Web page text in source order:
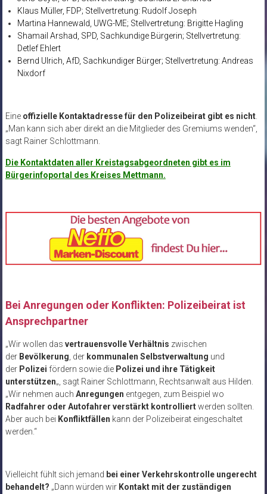
Klaus Müller, FDP; Stellvertretung: Rudolf Joseph
Martina Hannewald, UWG-ME; Stellvertretung: Brigitte Hagling
Shamail Arshad, SPD, Sachkundige Bürgerin; Stellvertretung:
Detlef Ehlert
Bernd Ulrich, AfD, Sachkundiger Bürger; Stellvertretung: Andreas
Nixdorf
Eine offizielle Kontaktadresse für den Polizeibeirat gibt es nicht.
„Man kann sich aber direkt an die Mitglieder des Gremiums wenden“,
sagt Rainer Schlottmann.
Die Kontaktdaten aller Kreistagsabgeordneten gibt es im
Bürgerinfoportal des Kreises Mettmann.
Bei Anregungen oder Konflikten: Polizeibeirat ist
Ansprechpartner
„Wir wollen das vertrauensvolle Verhältnis zwischen
der Bevölkerung , der kommunalen Selbstverwaltung und
der Polizei fördern sowie die Polizei und ihre Tätigkeit
unterstützen„, sagt Rainer Schlottmann, Rechtsanwalt aus Hilden.
„Wir nehmen auch Anregungen entgegen, zum Beispiel wo
Radfahrer oder Autofahrer verstärkt kontrolliertwerden sollten.
Aber auch bei Konfliktfällen kann der Polizeibeirat eingeschaltet
werden.“
Vielleicht fühlt sich jemand bei einer Verkehrskontrolle ungerecht
behandelt? „Dann würden wir Kontakt mit der zuständigen